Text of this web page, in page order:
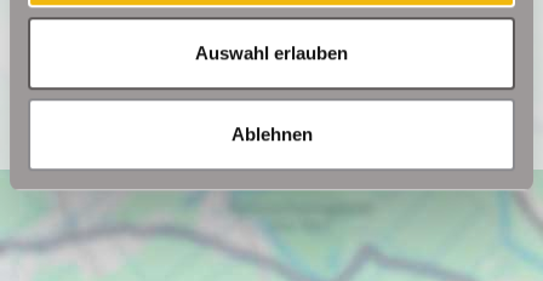
Auswahl erlauben
Ablehnen
angezeigt werden. Es gelten die Datenschutzbedingungen
https://policies.google.com/privacy